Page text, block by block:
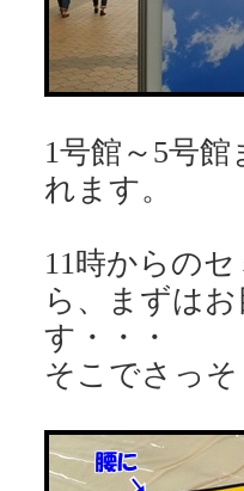
1号館～5号
れます。
11時からの
ら、まずは
す・・・
そこでさっそ